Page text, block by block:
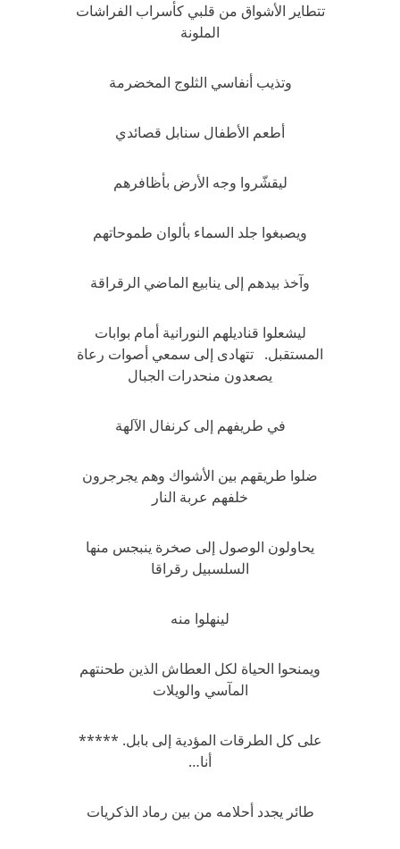
تتطاير الأشواق من قلبي كأسراب الفراشات
الملونة
وتذيب أنفاسي الثلوج المخضرمة
أطعم الأطفال سنابل قصائدي
ليقشّروا وجه الأرض بأظافرهم
ويصبغوا جلد السماء بألوان طموحاتهم
وآخذ بيدهم إلى ينابيع الماضي الرقراقة
ليشعلوا قناديلهم النورانية أمام بوابات
المستقبل. تتهادى إلى سمعي أصوات رعاة
يصعدون منحدرات الجبال
في طريفهم إلى كرنفال الآلهة
ضلوا طريقهم بين الأشواك وهم يجرجرون
خلفهم عربة النار
يحاولون الوصول إلى صخرة ينبجس منها
السلسبيل رقراقا
لينهلوا منه
ويمنحوا الحياة لكل العطاش الذين طحنتهم
المآسي والويلات
على كل الطرقات المؤدية إلى بابل. *****
أنا…
طائر يجدد أحلامه من بين رماد الذكريات